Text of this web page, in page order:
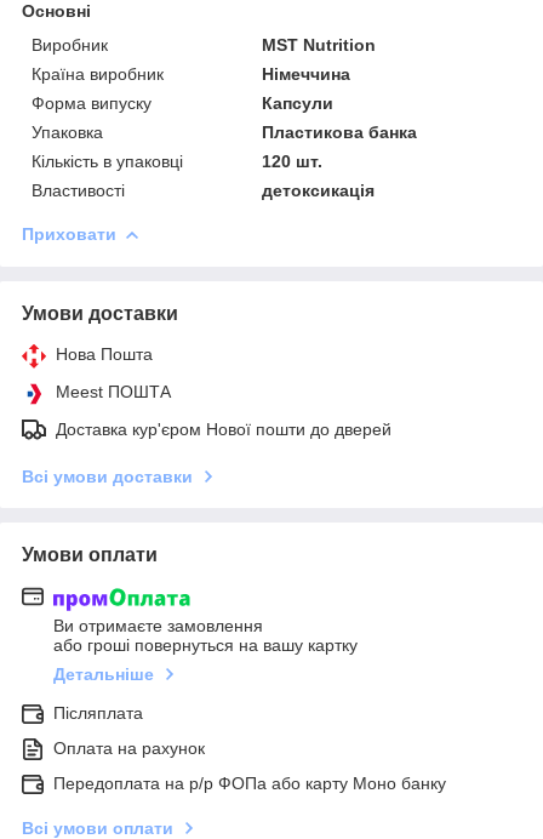
Основні
Виробник
MST Nutrition
Країна виробник
Німеччина
Форма випуску
Капсули
Упаковка
Пластикова банка
Кількість в упаковці
120 шт.
Властивості
детоксикація
Приховати
Умови доставки
Нова Пошта
Meest ПОШТА
Доставка кур'єром Нової пошти до дверей
Всі умови доставки
Умови оплати
Ви отримаєте замовлення
або гроші повернуться на вашу картку
Детальніше
Післяплата
Оплата на рахунок
Передоплата на р/р ФОПа або карту Моно банку
Всі умови оплати